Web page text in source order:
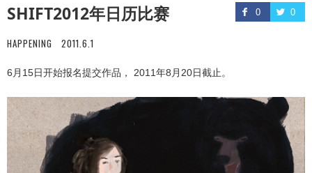
0 0
SHIFT2012年日历比赛
HAPPENING 2011.6.1
6月15日开始报名提交作品， 2011年8月20日截止。